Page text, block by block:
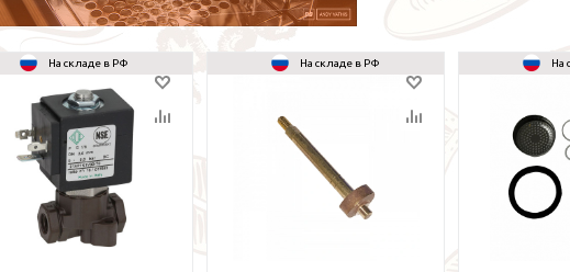
На складе в РФ На складе в РФ На